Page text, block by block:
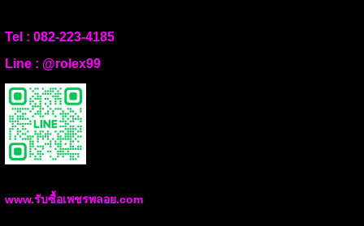
Tel : 082-223-4185
Line : @rolex99
www.รับซื้อเพชรพลอย.com